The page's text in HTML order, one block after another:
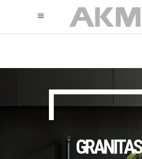
GRANITAS
895